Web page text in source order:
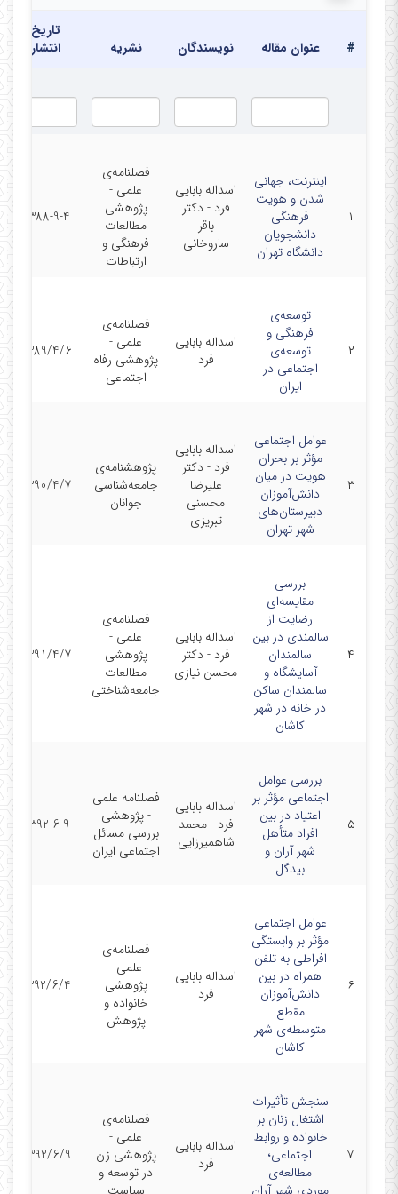
# عنوان مقاله نویسندگان نشریه
تاریخ
انتشار
۱
اینترنت، جهانی
شدن و هویت
فرهنگی
دانشجویان
دانشگاه تهران
اسداله بابایی
فرد - دکتر
باقر
ساروخانی
فصلنامه‌ی
علمی -
پژوهشی
مطالعات
فرهنگی و
ارتباطات
1388-9-4
۲
توسعه‌ی
فرهنگی و
توسعه‌ی
اجتماعی در
ایران
اسداله بابایی
فرد
فصلنامه‌ی
علمی -
پژوهشی رفاه
اجتماعی
1389/4/6
۳
عوامل اجتماعی
مؤثر بر بحران
هویت در میان
دانش‌آموزان
دبیرستان‌های
شهر تهران
اسداله بابایی
فرد - دکتر
علیرضا
محسنی
تبریزی
پژوهشنامه‌ی
جامعه‌شناسی
جوانان
1390/4/7
۴
بررسی
مقایسه‌ای
رضایت از
سالمندی در بین
سالمندان
آسایشگاه و
سالمندان ساکن
در خانه در شهر
کاشان
اسداله بابایی
فرد - دکتر
محسن نیازی
فصلنامه‌ی
علمی -
پژوهشی
مطالعات
جامعه‌شناختی
1391/4/7
۵
بررسی عوامل
اجتماعی مؤثر بر
اعتیاد در بین
افراد متأهل
شهر آران و
بیدگل
اسداله بابایی
فرد - محمد
شاهمیرزایی
فصلنامه علمی
- پژوهشی
بررسی مسائل
اجتماعی ایران
1392-6-9
۶
عوامل اجتماعی
مؤثر بر وابستگی
افراطی به تلفن
همراه در بین
دانش‌آموزان
مقطع
متوسطه‌ی شهر
کاشان
اسداله بابایی
فرد
فصلنامه‌ی
علمی -
پژوهشی
خانواده و
پژوهش
1392/6/4
۷
سنجش تأثیرات
اشتغال زنان بر
خانواده و روابط
اجتماعی؛
مطالعه‌ی
اسداله بابایی
فرد
فصلنامه‌ی
علمی -
پژوهشی زن
در توسعه و
1392/6/9